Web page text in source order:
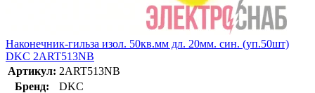
Наконечник-гильза изол. 50кв.мм дл. 20мм. син. (уп.50шт)
DKC 2ART513NB
Артикул: 2ART513NB
Бренд:
DKC